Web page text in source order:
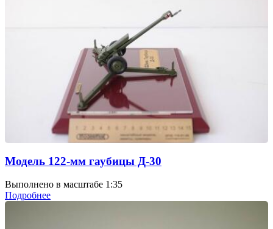
Модель 122-мм гаубицы Д-30
Выполнено в масштабе 1:35
Подробнее